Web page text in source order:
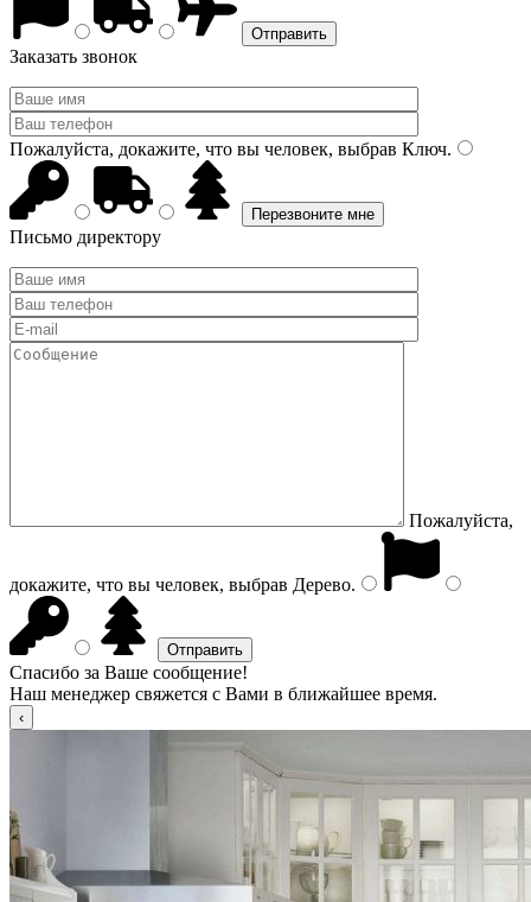
Заказать звонок
Пожалуйста, докажите, что вы человек, выбрав Ключ.
Письмо директору
Пожалуйста,
докажите, что вы человек, выбрав Дерево.
Спасибо за Ваше сообщение!
Наш менеджер свяжется с Вами в ближайшее время.